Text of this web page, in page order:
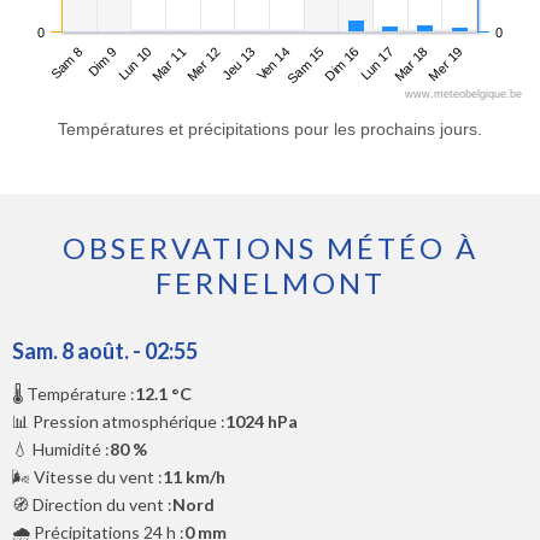
Sam 8Dim 9Lun 10Mar 11Mer 12Jeu 13Ven 14Sam 15Dim 16Lun 17Mar 18Mer 19
0 0
www.meteobelgique.be
Températures et précipitations pour les prochains jours.
OBSERVATIONS MÉTÉO À
FERNELMONT
Sam. 8 août. - 02:55
🌡️ Température :12.1 °C
📊 Pression atmosphérique :1024 hPa
💧 Humidité :80 %
🌬️ Vitesse du vent :11 km/h
🧭 Direction du vent :Nord
🌧️ Précipitations 24 h :0 mm